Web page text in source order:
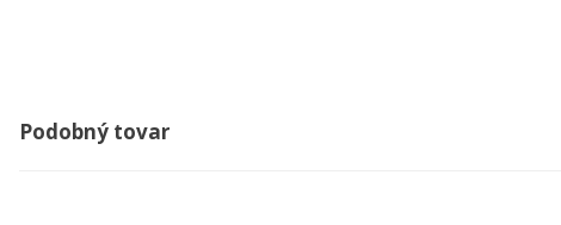
Podobný tovar